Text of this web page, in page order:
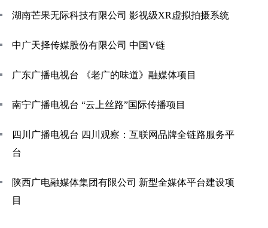
湖南芒果无际科技有限公司 影视级XR虚拟拍摄系统
中广天择传媒股份有限公司 中国V链
广东广播电视台 《老广的味道》融媒体项目
南宁广播电视台 “云上丝路”国际传播项目
四川广播电视台 四川观察：互联网品牌全链路服务平
台
陕西广电融媒体集团有限公司 新型全媒体平台建设项
目